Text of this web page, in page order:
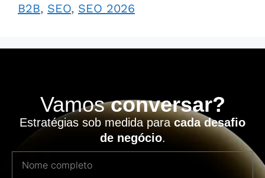
B2B, SEO, SEO 2026
Vamosconversar?
Estratégias sob medida paracada desafio
de negócio.